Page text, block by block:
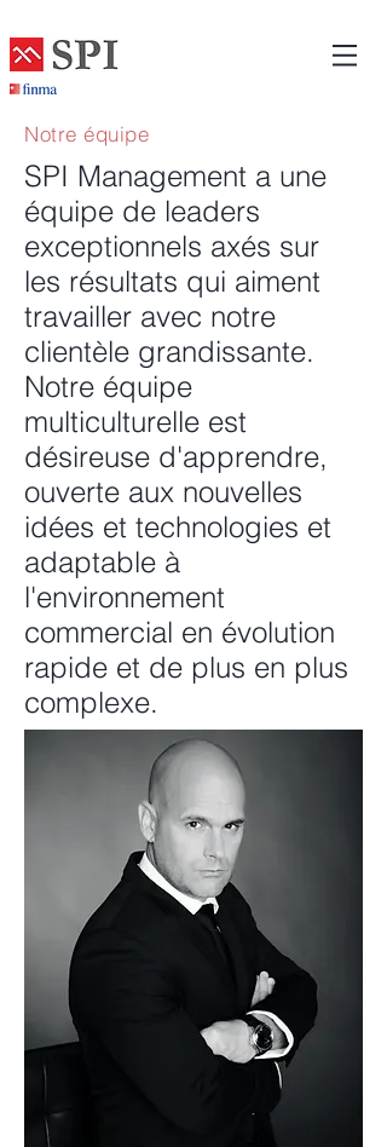
Notre équipe
SPI Management a une
équipe de leaders
exceptionnels axés sur
les résultats qui aiment
travailler avec notre
clientèle grandissante.
Notre équipe
multiculturelle est
désireuse d'apprendre,
ouverte aux nouvelles
idées et technologies et
adaptable à
l'environnement
commercial en évolution
rapide et de plus en plus
complexe.